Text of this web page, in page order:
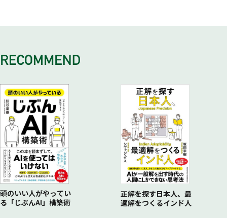
2040年の子育ては？
未来コンセプトを考えるための「VIA」
「つくりたい未来像」から未来コンセプトをつくる
未来コンセプト導出プロセスまとめ
見つける、判断するために必要な思考
頭のいい人がやってい
る「じぶんAI」構築術
正解を探す日本人、最
適解をつくるインド人